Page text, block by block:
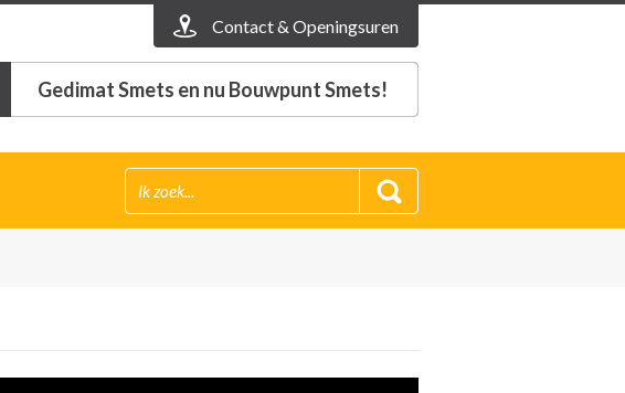
Contact & Openingsuren
Gedimat Smets en nu Bouwpunt Smets!